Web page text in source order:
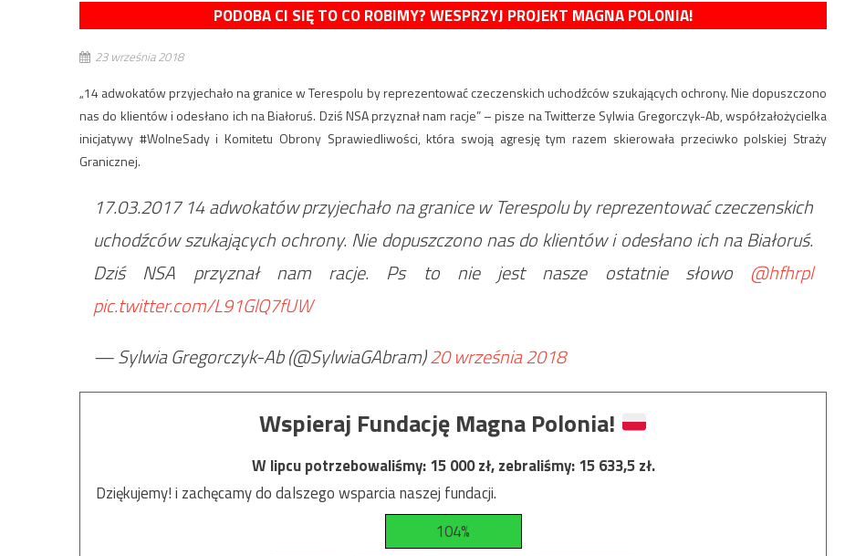
PODOBA CI SIĘ TO CO ROBIMY? WESPRZYJ PROJEKT MAGNA POLONIA!
23 września 2018
„14 adwokatów przyjechało na granice w Terespolu by reprezentować czeczenskich uchodźców szukających ochrony. Nie dopuszczono
nas do klientów i odesłano ich na Białoruś. Dziś NSA przyznał nam racje” – pisze na Twitterze Sylwia Gregorczyk-Ab, współzałożycielka
inicjatywy #WolneSady i Komitetu Obrony Sprawiedliwości, która swoją agresję tym razem skierowała przeciwko polskiej Straży
Granicznej.
17.03.2017 14 adwokatów przyjechało na granice w Terespolu by reprezentować czeczenskich
uchodźców szukających ochrony. Nie dopuszczono nas do klientów i odesłano ich na Białoruś.
Dziś NSA przyznał nam racje. Ps to nie jest nasze ostatnie słowo @hfhrpl
pic.twitter.com/L91GlQ7fUW
— Sylwia Gregorczyk-Ab (@SylwiaGAbram)20 września 2018
Wspieraj Fundację Magna Polonia!
W lipcu potrzebowaliśmy:15 000zł, zebraliśmy:15 633,5zł.
Dziękujemy! i zachęcamy do dalszego wsparcia naszej fundacji.
104%